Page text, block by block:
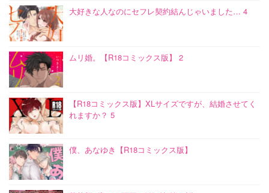
大好きな人なのにセフレ契約結んじゃいました… 4
ムリ婚。【R18コミックス版】 2
【R18コミックス版】XLサイズですが、結婚させてく
れますか？ 5
僕、あなゆき【R18コミックス版】